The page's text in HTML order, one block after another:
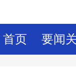
首页 要闻